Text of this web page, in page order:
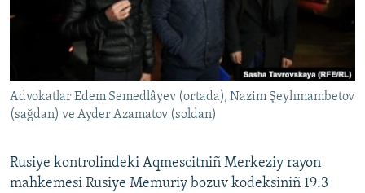
Українською
QOŞULIÑIZ!
RFE/RS bütün saytları
Advokatlar Edem Semedlâyev (ortada), Nazim Şeyhmambetov
(sağdan) ve Ayder Azamatov (soldan)
Rusiye kontrolindeki Aqmescitniñ Merkeziy rayon
mahkemesi Rusiye Memuriy bozuv kodeksiniñ 19.3